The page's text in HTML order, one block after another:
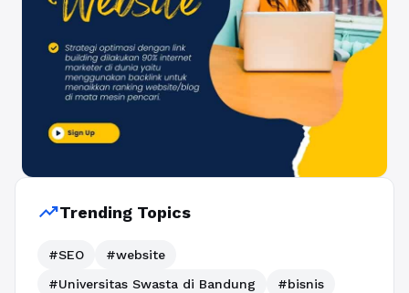
trending_upTrending Topics
#SEO
#website
#Universitas Swasta di Bandung
#bisnis